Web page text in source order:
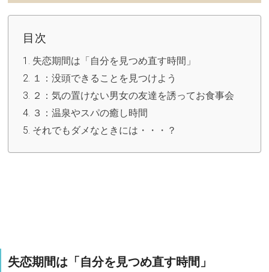
目次
失恋期間は「自分を見つめ直す時間」
１：没頭できることを見つけよう
２：気の置けない男女の友達を誘ってお食事会
３：温泉やスパの癒し時間
それでもダメなときには・・・？
失恋期間は「自分を見つめ直す時間」